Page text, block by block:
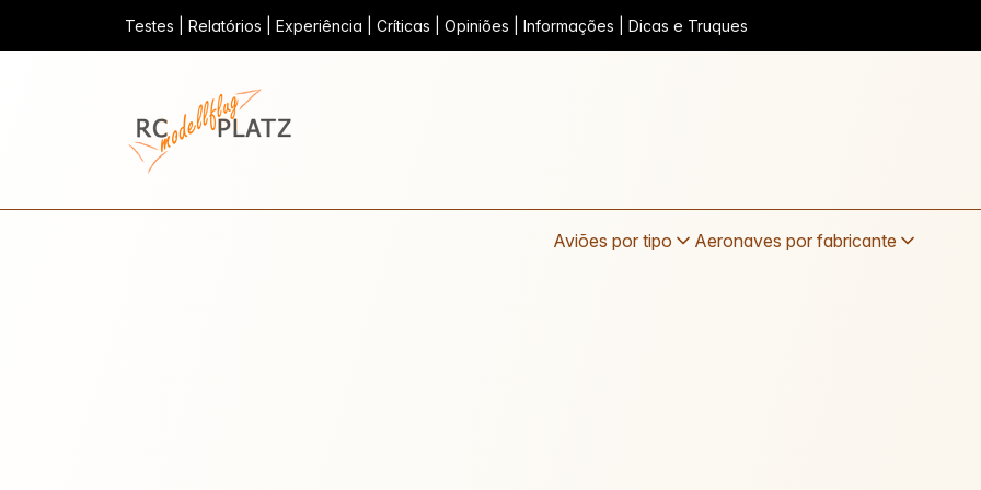
Testes | Relatórios | Experiência | Críticas | Opiniões | Informações | Dicas e Truques
Aviões por tipo Aeronaves por fabricante